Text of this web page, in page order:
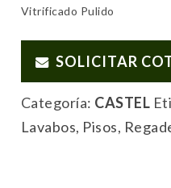
Vitrificado Pulido
SOLICITAR
Categoría: CASTEL
Lavabos, Pisos,